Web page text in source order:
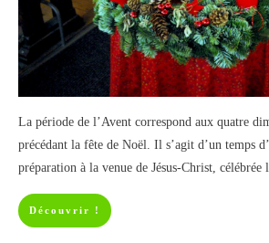
La période de l’Avent correspond aux quatre
précédant la fête de Noël. Il s’agit d’un temps
préparation à la venue de Jésus-Christ, célébrée
Découvrir !